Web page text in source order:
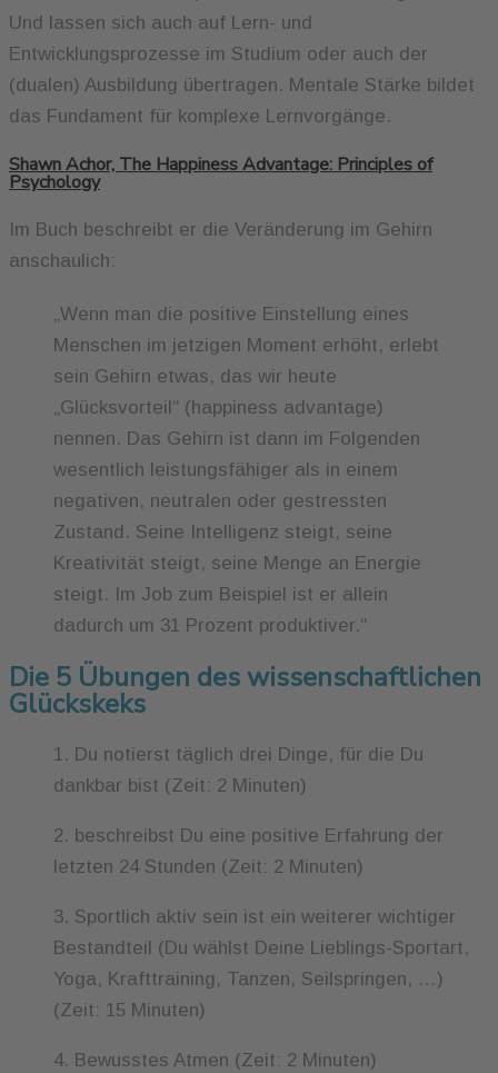
Und lassen sich auch auf Lern- und
Entwicklungsprozesse im Studium oder auch der
(dualen) Ausbildung übertragen. Mentale Stärke bildet
das Fundament für komplexe Lernvorgänge.
Shawn Achor, The Happiness Advantage: Principles of
Psychology
Im Buch beschreibt er die Veränderung im Gehirn
anschaulich:
„Wenn man die positive Einstellung eines
Menschen im jetzigen Moment erhöht, erlebt
sein Gehirn etwas, das wir heute
„Glücksvorteil“ (happiness advantage)
nennen. Das Gehirn ist dann im Folgenden
wesentlich leistungsfähiger als in einem
negativen, neutralen oder gestressten
Zustand. Seine Intelligenz steigt, seine
Kreativität steigt, seine Menge an Energie
steigt. Im Job zum Beispiel ist er allein
dadurch um 31 Prozent produktiver.“
Die 5 Übungen des wissenschaftlichen
Glückskeks
1. Du notierst täglich drei Dinge, für die Du
dankbar bist (Zeit: 2 Minuten)
2. beschreibst Du eine positive Erfahrung der
letzten 24 Stunden (Zeit: 2 Minuten)
3. Sportlich aktiv sein ist ein weiterer wichtiger
Bestandteil (Du wählst Deine Lieblings-Sportart,
Yoga, Krafttraining, Tanzen, Seilspringen, …)
(Zeit: 15 Minuten)
4. Bewusstes Atmen (Zeit: 2 Minuten)